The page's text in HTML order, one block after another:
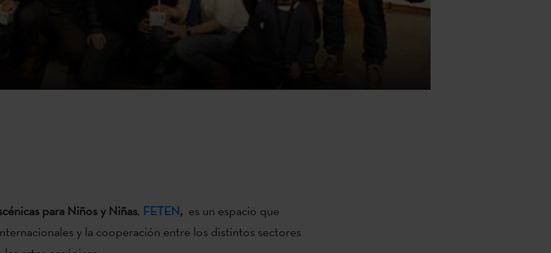
para Niños y Niñas, FETEN, es un espacio que
y la cooperación entre los distintos sectores